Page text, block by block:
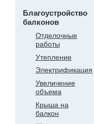
Благоустройство
балконов
Отделочные
работы
Утепление
Электрификация
Увеличение
объема
Крыша на
балкон